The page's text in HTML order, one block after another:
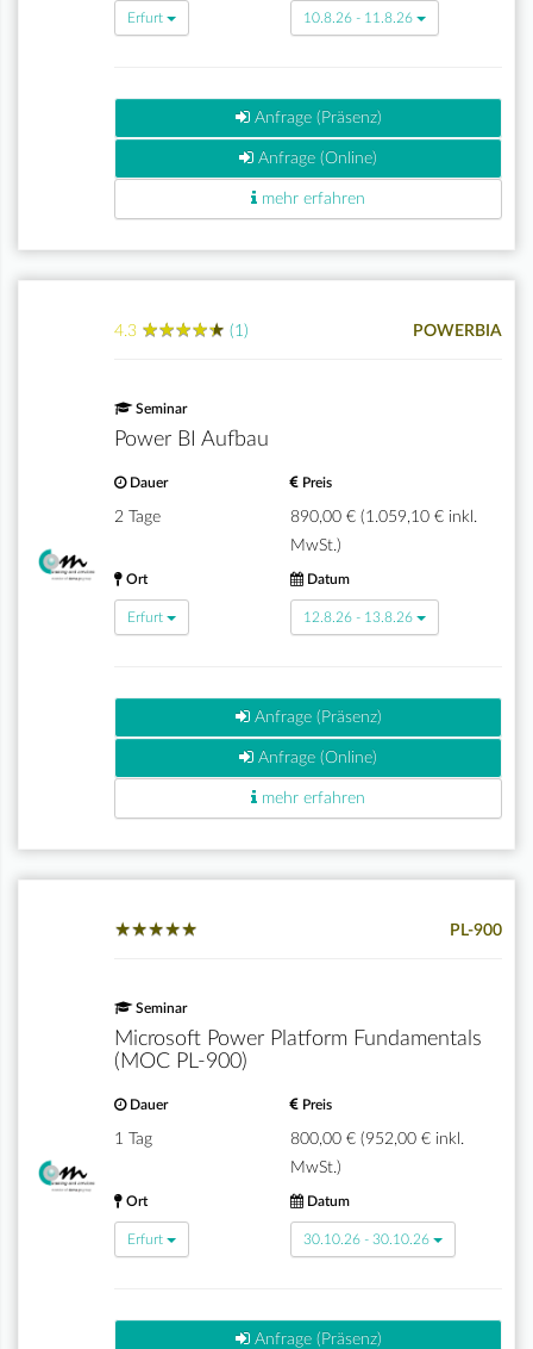
Erfurt 10.8.26 - 11.8.26
Anfrage (Präsenz)
Anfrage (Online)
mehr erfahren
4.3 ★★★★★
★★★★★ (1) POWERBIA
Seminar
Power BI Aufbau
Dauer
2 Tage
Preis
890,00 € (1.059,10 € inkl.
MwSt.)
Ort
Erfurt
Datum
12.8.26 - 13.8.26
Anfrage (Präsenz)
Anfrage (Online)
mehr erfahren
★★★★★
★★★★★ PL-900
Seminar
Microsoft Power Platform Fundamentals
(MOC PL-900)
Dauer
1 Tag
Preis
800,00 € (952,00 € inkl.
MwSt.)
Ort
Erfurt
Datum
30.10.26 - 30.10.26
Anfrage (Präsenz)